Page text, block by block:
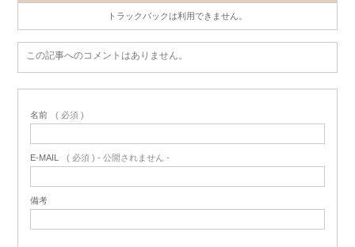
トラックバックは利用できません。
この記事へのコメントはありません。
名前 ( 必須 )
E-MAIL ( 必須 ) - 公開されません -
備考